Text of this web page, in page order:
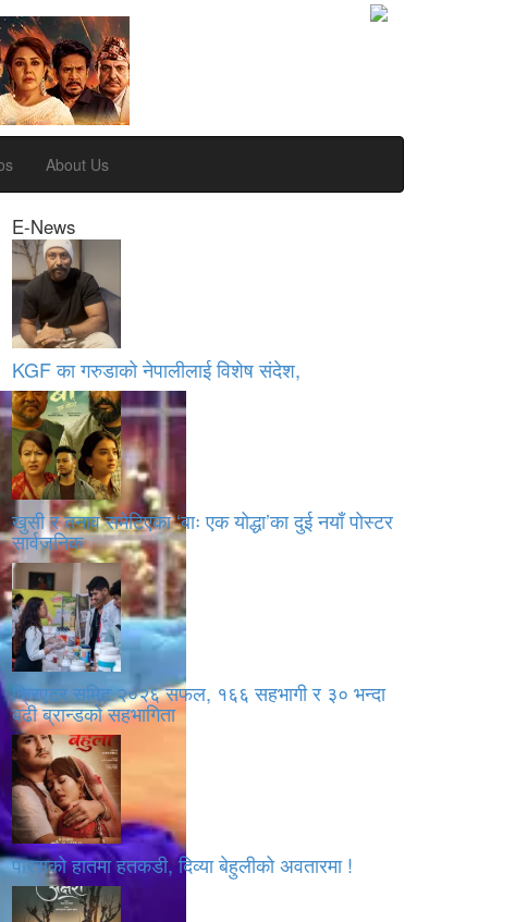
About Us
E-News
KGF का गरुडाको नेपालीलाई विशेष संदेश,
खुसी र तनाव समेटिएका ‘बाः एक योद्धा’का दुई नयाँ पोस्टर
सार्वजनिक
क्रिएटर समिट २०२६ सफल, १६६ सहभागी र ३० भन्दा
बढी ब्रान्डको सहभागिता
पारसको हातमा हतकडी, दिव्या बेहुलीको अवतारमा !